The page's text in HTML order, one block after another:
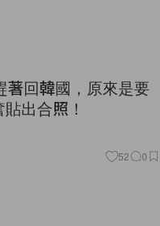
著回韓國，原來是要
出合照！
52 0